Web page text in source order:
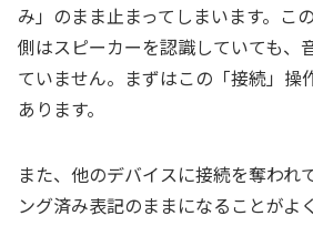
み」のまま止まってしまいます。こ
側はスピーカーを認識していても、
ていません。まずはこの「接続」操
あります。
また、他のデバイスに接続を奪われ
ング済み表記のままになることがよ